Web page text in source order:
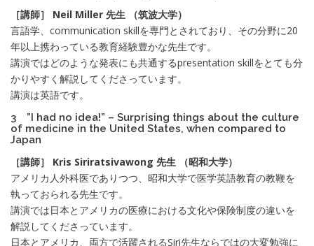
［講師］ Neil Miller 先生 （筑波大学）
言語学、communication skillを専門とされており、その分野に20
年以上携わっている教育経験豊かな先生です。
講演ではどのような発表にも共通するpresentation skillをとても分
かりやすく解説してくださっています。
講演は英語です。
3 ”I had no idea!” – Surprising things about the culture
of medicine in the United States, when compared to
Japan
［講師］ Kris Siriratsivawong 先生 （昭和大学）
アメリカ人外科医でありつつ、昭和大学で医学英語教育の教鞭を
執っておられる先生です。
講演では日本とアメリカの医療における文化や保険制度の違いを
解説してくださっています。
日本とアメリカ、両方で活躍されるSiri先生ならではの大変勉強に